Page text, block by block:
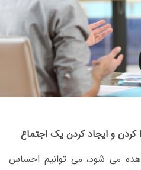
می شود، می توانیم احساس